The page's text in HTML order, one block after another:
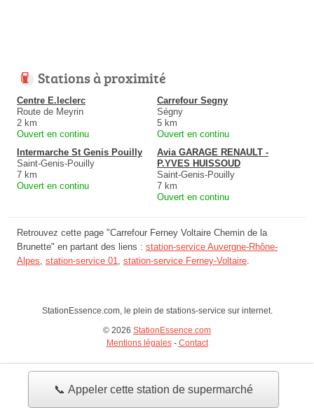
📞 Appeler cette station de supermarché
Stations à proximité
Centre E.leclerc
Route de Meyrin
2 km
Ouvert en continu
Carrefour Segny
Ségny
5 km
Ouvert en continu
Intermarche St Genis Pouilly
Saint-Genis-Pouilly
7 km
Ouvert en continu
Avia GARAGE RENAULT -
P.YVES HUISSOUD
Saint-Genis-Pouilly
7 km
Ouvert en continu
Retrouvez cette page "Carrefour Ferney Voltaire Chemin de la
Brunette" en partant des liens : station-service Auvergne-Rhône-
Alpes, station-service 01, station-service Ferney-Voltaire.
StationEssence.com, le plein de stations-service sur internet.
© 2026 StationEssence.com
Mentions légales- Contact